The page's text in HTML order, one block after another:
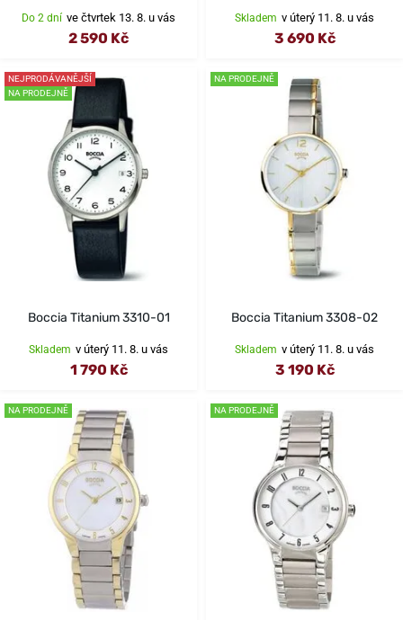
Do 2 dní ve čtvrtek 13. 8. u vás
2 590 Kč
Skladem v úterý 11. 8. u vás
3 690 Kč
NEJPRODÁVANĚJŠÍ
NA PRODEJNĚ
Boccia Titanium 3310-01
Skladem v úterý 11. 8. u vás
1 790 Kč
NA PRODEJNĚ
Boccia Titanium 3308-02
Skladem v úterý 11. 8. u vás
3 190 Kč
NA PRODEJNĚ NA PRODEJNĚ